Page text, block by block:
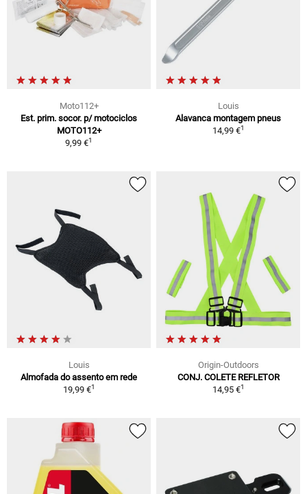
Moto112+
Est. prim. socor. p/ motociclos
MOTO112+
9,99 €1
Louis
Alavanca montagem pneus
14,99 €1
Louis
Almofada do assento em rede
19,99 €1
Origin-Outdoors
CONJ. COLETE REFLETOR
14,95 €1